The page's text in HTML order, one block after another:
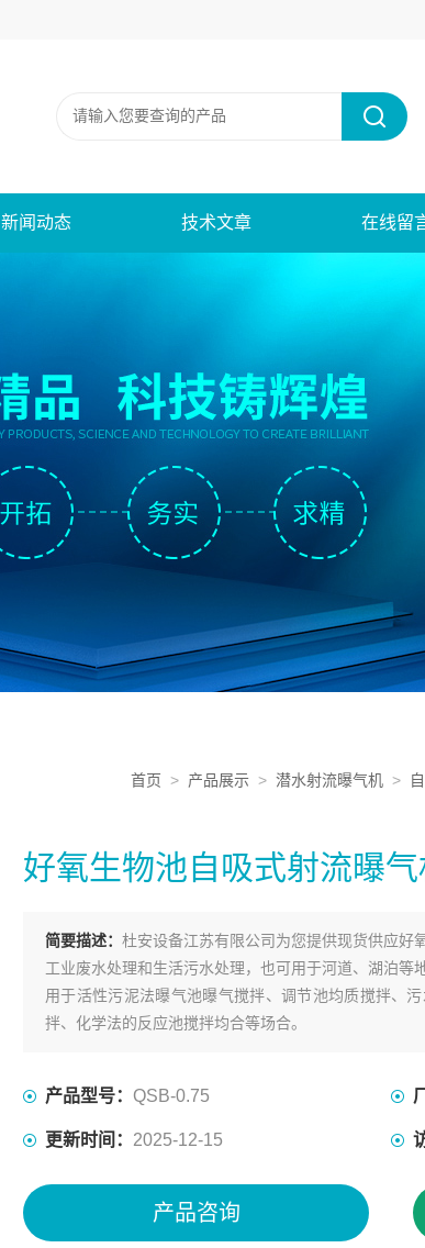
新闻动态 技术文章 在线留
首页 > 产品展示 > 潜水射流曝气机 >
好氧生物池自吸式射流曝
简要描述： 杜安设备江苏有限公司为您提供现货供应好
工业废水处理和生活污水处理，也可用于河道、湖泊
用于活性污泥法曝气池曝气搅拌、调节池均质搅拌、
拌、化学法的反应池搅拌均合等场合。
产品型号： QSB-0.75
更新时间： 2025-12-15
产品咨询